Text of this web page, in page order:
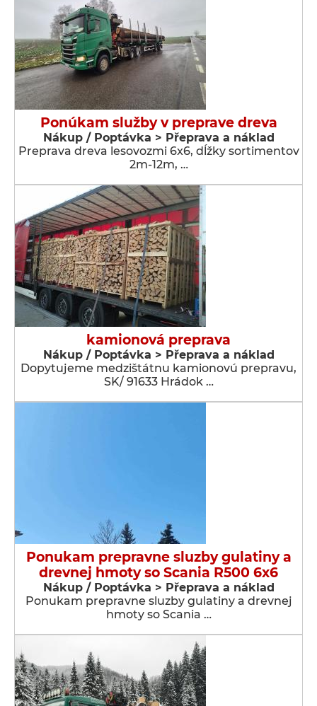
Ponúkam služby v preprave dreva
Nákup / Poptávka > Přeprava a náklad
Preprava dreva lesovozmi 6x6, dĺžky sortimentov
2m-12m, …
kamionová preprava
Nákup / Poptávka > Přeprava a náklad
Dopytujeme medzištátnu kamionovú prepravu,
SK/ 91633 Hrádok …
Ponukam prepravne sluzby gulatiny a
drevnej hmoty so Scania R500 6x6
Nákup / Poptávka > Přeprava a náklad
Ponukam prepravne sluzby gulatiny a drevnej
hmoty so Scania …